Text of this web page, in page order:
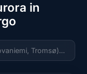
in
Tromsø)...